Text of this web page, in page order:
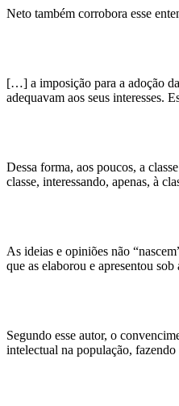
Neto também corrobora esse
[…] a imposição para a adoção
adequavam aos seus
Dessa forma, aos poucos, a
classe, interessando, apenas, à
As ideias e opiniões não
que as elaborou e apresentou
Segundo esse autor, o
intelectual na população, fazendo